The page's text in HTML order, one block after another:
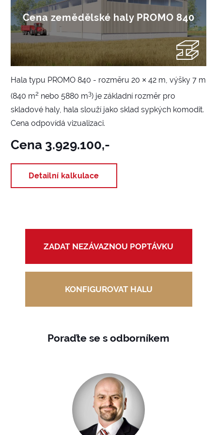
Cena zemědělské haly PROMO 840
Hala typu PROMO 840 - rozměru 20 × 42 m, výšky 7 m
(840 m2 nebo 5880 m3) je základní rozměr pro
skladové haly, hala slouží jako sklad sypkých komodit.
Cena odpovídá vizualizaci.
Cena 3.929.100,-
Detailní kalkulace
ZADAT NEZÁVAZNOU POPTÁVKU
KONFIGUROVAT HALU
Poraďte se s odborníkem